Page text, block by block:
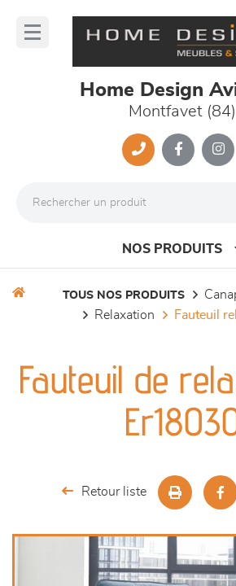
Home Design
Montfavet (84)
NOS PRODUITS
séjours
meubles de complément
TOUS NOS PRODUITS
relaxation
fauteuil
Fauteuil de
Retour liste